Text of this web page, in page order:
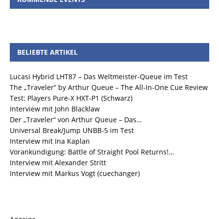
BELIEBTE ARTIKEL
Lucasi Hybrid LHT87 – Das Weltmeister-Queue im Test
The „Traveler“ by Arthur Queue – The All-In-One Cue Review
Test: Players Pure-X HXT-P1 (Schwarz)
Interview mit John Blacklaw
Der „Traveler“ von Arthur Queue – Das…
Universal Break/Jump UNBB-5 im Test
Interview mit Ina Kaplan
Vorankündigung: Battle of Straight Pool Returns!…
Interview mit Alexander Stritt
Interview mit Markus Vogt (cuechanger)